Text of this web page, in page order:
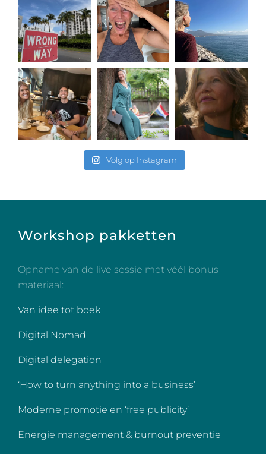
Volg op Instagram
Workshop pakketten
Opname van de live sessie met véél bonus
materiaal:
Van idee tot boek
Digital Nomad
Digital delegation
‘How to turn anything into a business’
Moderne promotie en ‘free publicity’
Energie management & burnout preventie